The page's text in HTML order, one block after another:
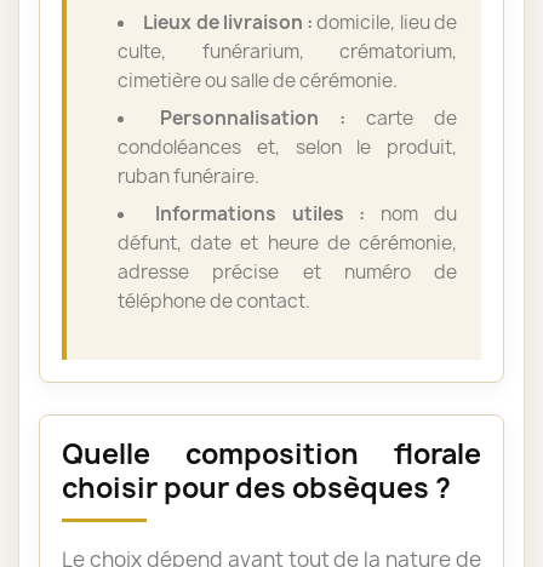
Lieux de livraison :domicile, lieu de
culte, funérarium, crématorium,
cimetière ou salle de cérémonie.
Personnalisation : carte de
condoléances et, selon le produit,
ruban funéraire.
Informations utiles : nom du
défunt, date et heure de cérémonie,
adresse précise et numéro de
téléphone de contact.
Quelle composition florale
choisir pour des obsèques ?
Le choix dépend avant tout de la nature de